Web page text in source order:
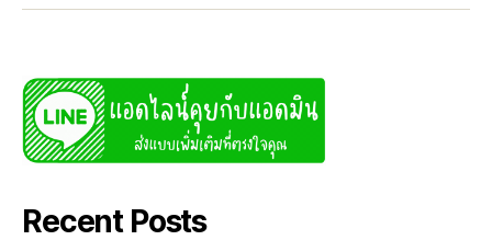
Recent Posts